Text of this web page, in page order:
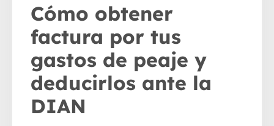
Cómo obtener
factura por tus
gastos de peaje y
deducirlos ante la
DIAN